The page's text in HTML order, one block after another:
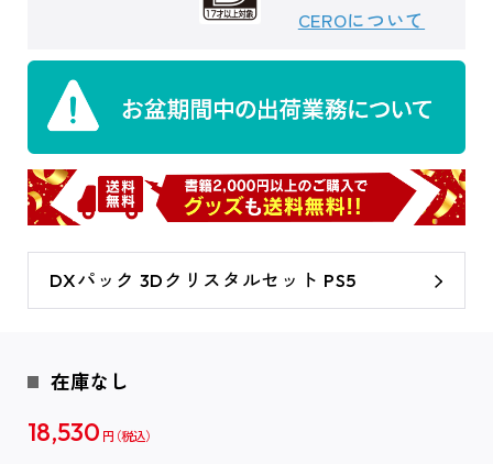
CEROについて
DXパック 3Dクリスタルセット PS5
在庫なし
18,530 円